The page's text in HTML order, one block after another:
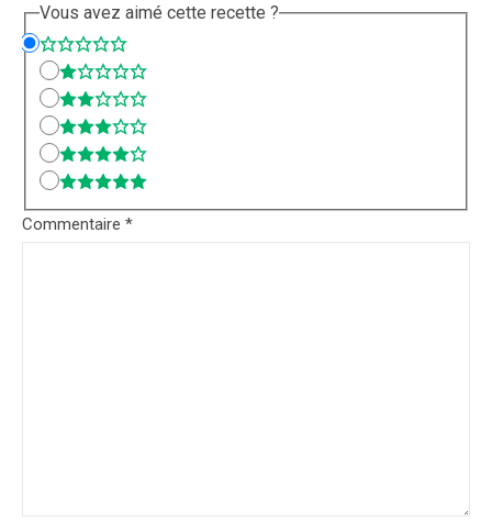
Vous avez aimé cette recette ?
Commentaire *